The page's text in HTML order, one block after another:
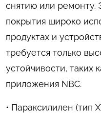
снятию или
покрытия широко
продуктах и
требуется только
устойчивости, таких
приложения NBC.
• Параксилилен (тип